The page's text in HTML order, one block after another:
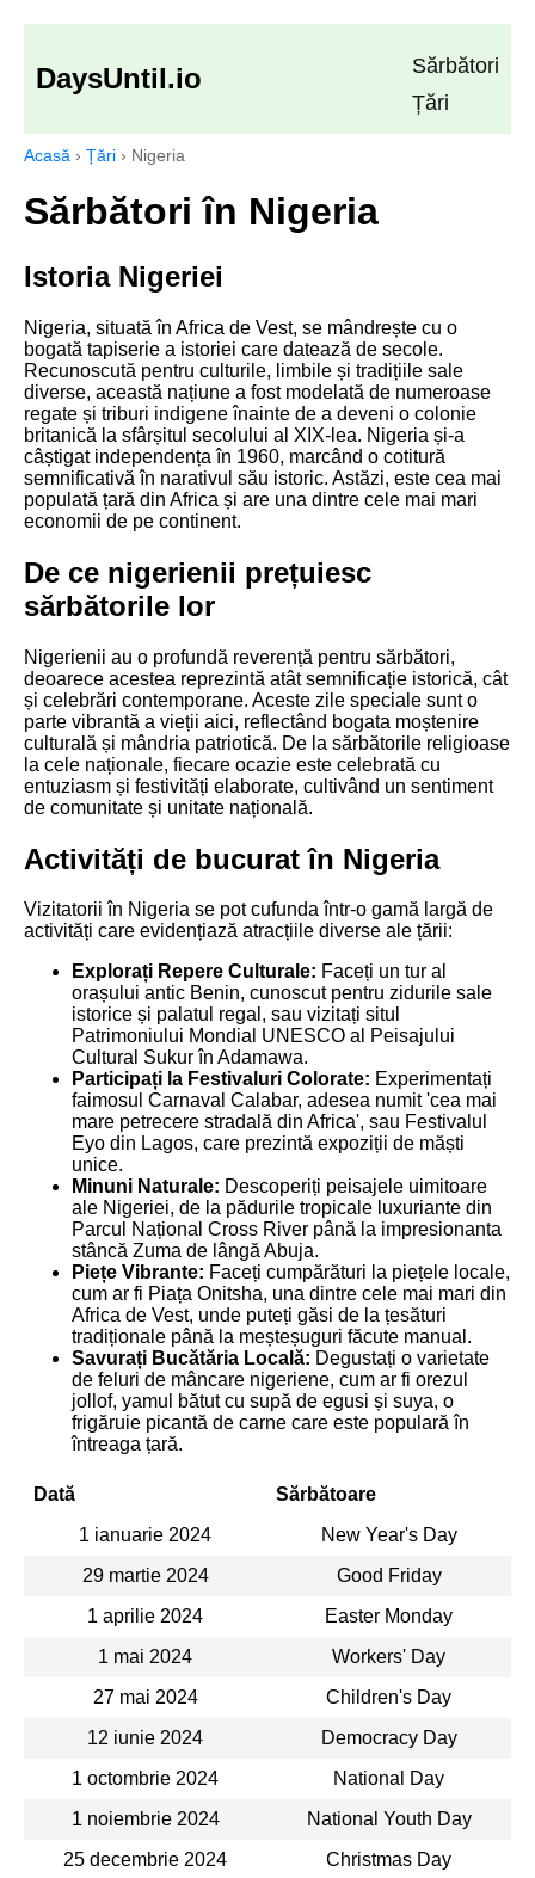
DaysUntil.io
Sărbători
Țări
Acasă › Țări › Nigeria
Sărbători în Nigeria
Istoria Nigeriei
Nigeria, situată în Africa de Vest, se mândrește cu o
bogată tapiserie a istoriei care datează de secole.
Recunoscută pentru culturile, limbile și tradițiile sale
diverse, această națiune a fost modelată de numeroase
regate și triburi indigene înainte de a deveni o colonie
britanică la sfârșitul secolului al XIX-lea. Nigeria și-a
câștigat independența în 1960, marcând o cotitură
semnificativă în narativul său istoric. Astăzi, este cea mai
populată țară din Africa și are una dintre cele mai mari
economii de pe continent.
De ce nigerienii prețuiesc
sărbătorile lor
Nigerienii au o profundă reverență pentru sărbători,
deoarece acestea reprezintă atât semnificație istorică, cât
și celebrări contemporane. Aceste zile speciale sunt o
parte vibrantă a vieții aici, reflectând bogata moștenire
culturală și mândria patriotică. De la sărbătorile religioase
la cele naționale, fiecare ocazie este celebrată cu
entuziasm și festivități elaborate, cultivând un sentiment
de comunitate și unitate națională.
Activități de bucurat în Nigeria
Vizitatorii în Nigeria se pot cufunda într-o gamă largă de
activități care evidențiază atracțiile diverse ale țării:
Explorați Repere Culturale: Faceți un tur al
orașului antic Benin, cunoscut pentru zidurile sale
istorice și palatul regal, sau vizitați situl
Patrimoniului Mondial UNESCO al Peisajului
Cultural Sukur în Adamawa.
Participați la Festivaluri Colorate: Experimentați
faimosul Carnaval Calabar, adesea numit 'cea mai
mare petrecere stradală din Africa', sau Festivalul
Eyo din Lagos, care prezintă expoziții de măști
unice.
Minuni Naturale: Descoperiți peisajele uimitoare
ale Nigeriei, de la pădurile tropicale luxuriante din
Parcul Național Cross River până la impresionanta
stâncă Zuma de lângă Abuja.
Piețe Vibrante: Faceți cumpărături la piețele locale,
cum ar fi Piața Onitsha, una dintre cele mai mari din
Africa de Vest, unde puteți găsi de la țesături
tradiționale până la meșteșuguri făcute manual.
Savurați Bucătăria Locală: Degustați o varietate
de feluri de mâncare nigeriene, cum ar fi orezul
jollof, yamul bătut cu supă de egusi și suya, o
frigăruie picantă de carne care este populară în
întreaga țară.
Dată
Sărbătoare
1 ianuarie 2024
New Year's Day
29 martie 2024
Good Friday
1 aprilie 2024
Easter Monday
1 mai 2024
Workers' Day
27 mai 2024
Children's Day
12 iunie 2024
Democracy Day
1 octombrie 2024
National Day
1 noiembrie 2024
National Youth Day
25 decembrie 2024
Christmas Day